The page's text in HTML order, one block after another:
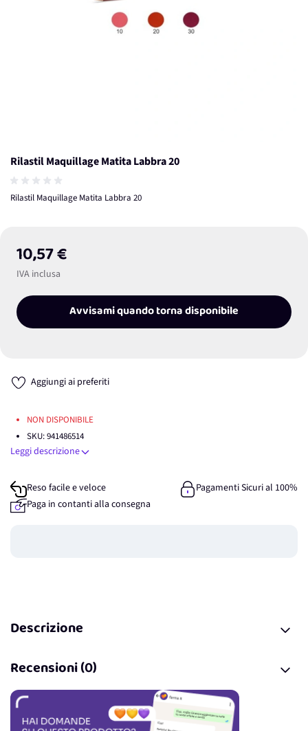
Rilastil Maquillage Matita Labbra 20
Rilastil Maquillage Matita Labbra 20
10,57 €
IVA inclusa
Avvisami quando torna disponibile
Aggiungi ai preferiti
NON DISPONIBILE
SKU:941486514
Leggi descrizione
Reso facile e veloce
Pagamenti Sicuri al 100%
Paga in contanti alla consegna
Descrizione
Recensioni (0)